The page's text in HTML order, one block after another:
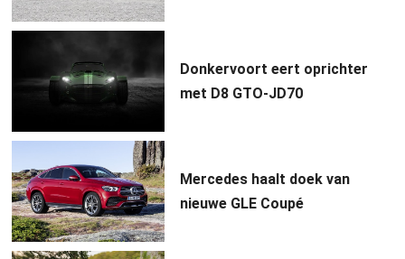
Donkervoort eert oprichter
met D8 GTO-JD70
Mercedes haalt doek van
nieuwe GLE Coupé